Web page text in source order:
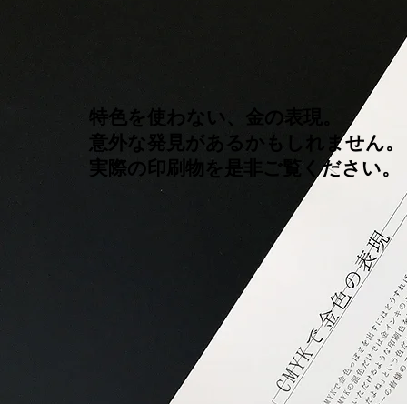
特色を使わない、金の表現。
意外な発見があるかもしれません。
実際の印刷物を是非ご覧ください。